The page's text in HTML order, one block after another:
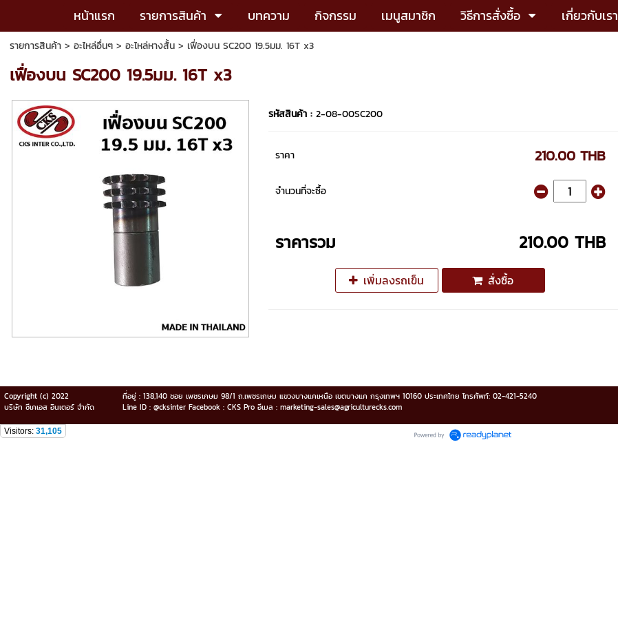
หน้าแรก รายการสินค้า บทความ กิจกรรม เมนูสมาชิก วิธีการสั่งซื้อ เกี่ยวกับเรา
รายการสินค้า> อะไหล่อื่นๆ> อะไหล่หางสั้น> เฟื่องบน SC200 19.5มม. 16T x3
เฟื่องบน SC200 19.5มม. 16T x3
รหัสสินค้า : 2-08-00SC200
ราคา 210.00 THB
จำนวนที่จะซื้อ
ราคารวม 210.00 THB
เพิ่มลงรถเข็น สั่งซื้อ
Copyright (c) 2022
บริษัท ซีเคเอส อินเตอร์ จำกัด
ที่อยู่ : 138,140 ซอย เพชรเกษม 98/1 ถ.เพชรเกษม แขวงบางแคเหนือ เขตบางแค กรุงเทพฯ 10160 ประเทศไทย โทรศัพท์: 02-421-5240
Line ID : @cksinter Facebook : CKS Pro อีเมล : marketing-sales@agriculturecks.com
Visitors: 31,105